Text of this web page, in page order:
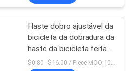
Haste dobro ajustável da
bicicleta da dobradura da
haste da bicicleta feita
em China